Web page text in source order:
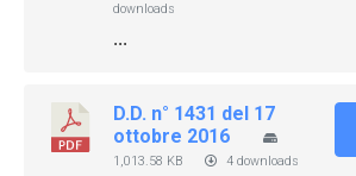
downloads
...
D.D. n° 1431 del 17
ottobre 2016
1,013.58 KB 4 downloads